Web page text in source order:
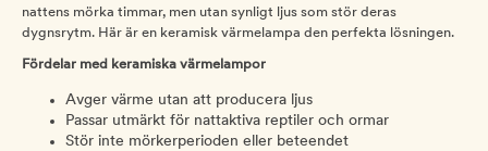
nattens mörka timmar, men utan synligt ljus som stör deras
dygnsrytm. Här är en keramisk värmelampa den perfekta lösningen.
Fördelar med keramiska värmelampor
Avger värme utan att producera ljus
Passar utmärkt för nattaktiva reptiler och ormar
Stör inte mörkerperioden eller beteendet